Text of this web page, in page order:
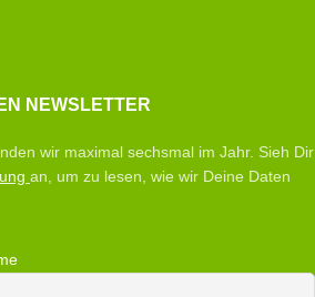
NEWSLETTER
wir maximal sechsmal im Jahr. Sieh Dir
an, um zu lesen, wie wir Deine Daten